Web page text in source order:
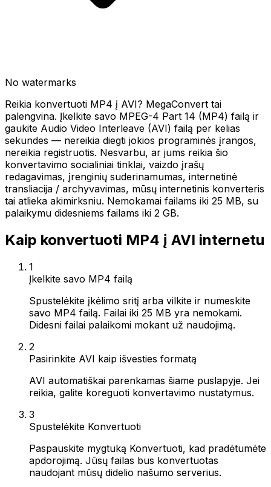
No watermarks
Reikia konvertuoti MP4 į AVI? MegaConvert tai
palengvina. Įkelkite savo MPEG-4 Part 14 (MP4) failą ir
gaukite Audio Video Interleave (AVI) failą per kelias
sekundes — nereikia diegti jokios programinės įrangos,
nereikia registruotis. Nesvarbu, ar jums reikia šio
konvertavimo socialiniai tinklai, vaizdo įrašų
redagavimas, įrenginių suderinamumas, internetinė
transliacija / archyvavimas, mūsų internetinis konverteris
tai atlieka akimirksniu. Nemokamai failams iki 25 MB, su
palaikymu didesniems failams iki 2 GB.
Kaip konvertuoti MP4 į AVI internetu
1
Įkelkite savo MP4 failą
Spustelėkite įkėlimo sritį arba vilkite ir numeskite
savo MP4 failą. Failai iki 25 MB yra nemokami.
Didesni failai palaikomi mokant už naudojimą.
2
Pasirinkite AVI kaip išvesties formatą
AVI automatiškai parenkamas šiame puslapyje. Jei
reikia, galite koreguoti konvertavimo nustatymus.
3
Spustelėkite Konvertuoti
Paspauskite mygtuką Konvertuoti, kad pradėtumėte
apdorojimą. Jūsų failas bus konvertuotas
naudojant mūsų didelio našumo serverius.